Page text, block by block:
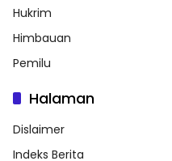
Hukrim
Himbauan
Pemilu
Halaman
Dislaimer
Indeks Berita